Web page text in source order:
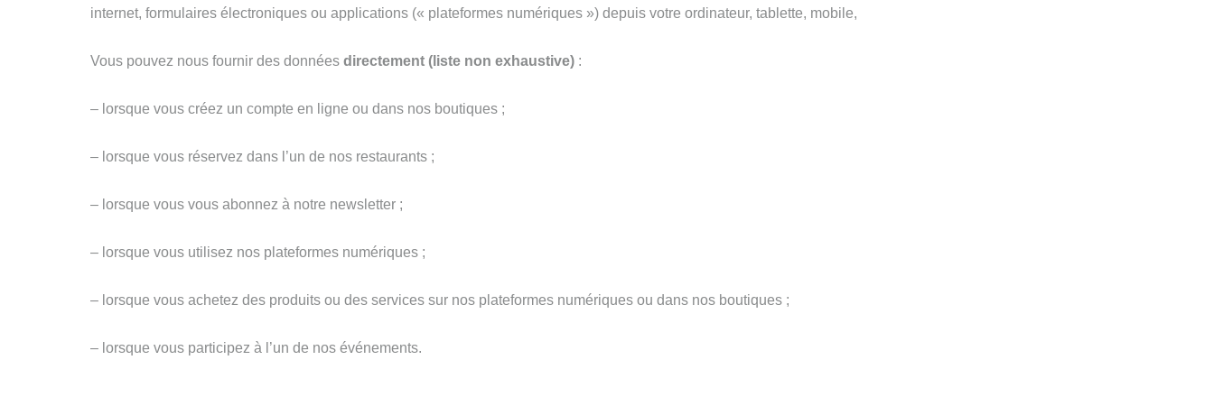
internet, formulaires électroniques ou applications (« plateformes numériques ») depuis votre ordinateur, tablette, mobile,
Vous pouvez nous fournir des données directement (liste non exhaustive) :
– lorsque vous créez un compte en ligne ou dans nos boutiques ;
– lorsque vous réservez dans l’un de nos restaurants ;
– lorsque vous vous abonnez à notre newsletter ;
– lorsque vous utilisez nos plateformes numériques ;
– lorsque vous achetez des produits ou des services sur nos plateformes numériques ou dans nos boutiques ;
– lorsque vous participez à l’un de nos événements.